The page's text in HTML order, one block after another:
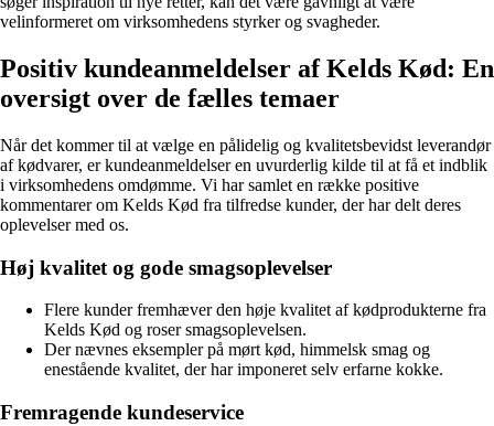
velinformeret om virksomhedens styrker og svagheder.
Positiv kundeanmeldelser af Kelds Kød: En
oversigt over de fælles temaer
Når det kommer til at vælge en pålidelig og kvalitetsbevidst leverandør
af kødvarer, er kundeanmeldelser en uvurderlig kilde til at få et indblik
i virksomhedens omdømme. Vi har samlet en række positive
kommentarer om Kelds Kød fra tilfredse kunder, der har delt deres
oplevelser med os.
Høj kvalitet og gode smagsoplevelser
Flere kunder fremhæver den høje kvalitet af kødprodukterne fra
Kelds Kød og roser smagsoplevelsen.
Der nævnes eksempler på mørt kød, himmelsk smag og
enestående kvalitet, der har imponeret selv erfarne kokke.
Fremragende kundeservice